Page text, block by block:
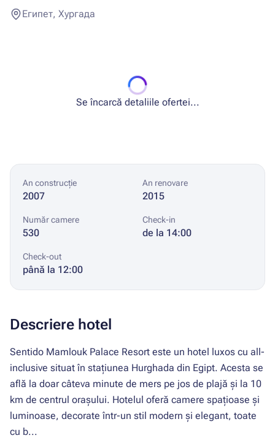
Египет, Хургада
Se încarcă detaliile ofertei...
An construcție
2007
An renovare
2015
Număr camere
530
Check-in
de la 14:00
Check-out
până la 12:00
Descriere hotel
Sentido Mamlouk Palace Resort este un hotel luxos cu all-
inclusive situat în stațiunea Hurghada din Egipt. Acesta se
află la doar câteva minute de mers pe jos de plajă și la 10
km de centrul orașului. Hotelul oferă camere spațioase și
luminoase, decorate într-un stil modern și elegant, toate
cu b...